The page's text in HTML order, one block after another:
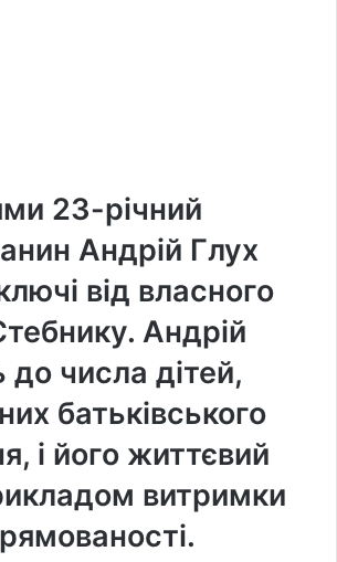
23-річний
Андрій Глух
від власного
Андрій
числа дітей,
батьківського
і його життєвий
витримки